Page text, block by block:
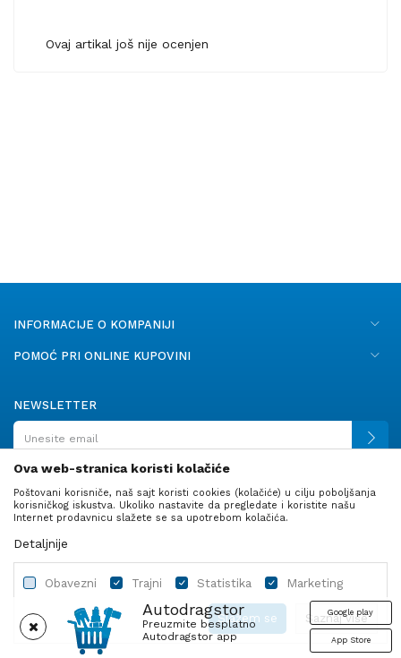
Autodragstor
Preuzmite besplatno
Autodragstor app
Google play
App Store
Ovaj artikal još nije ocenjen
INFORMACIJE O KOMPANIJI
POMOĆ PRI ONLINE KUPOVINI
NEWSLETTER
PRATITE NAS
Autodelovi Ulje i tečnosti
Ova web-stranica koristi kolačiće
Poštovani korisniče, naš sajt koristi cookies (kolačiće) u cilju poboljšanja
korisničkog iskustva. Ukoliko nastavite da pregledate i koristite našu
Internet prodavnicu slažete se sa upotrebom kolačića.
Detaljnije
Obavezni Trajni Statistika Marketing
Saznaj više
Slažem se